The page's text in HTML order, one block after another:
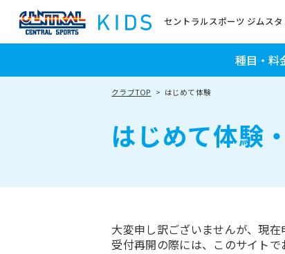
セントラルスポーツ ジムスタ
種目・料
クラブTOP はじめて体験
はじめて体験
大変申し訳ございませんが、現在
受付再開の際には、このサイトで